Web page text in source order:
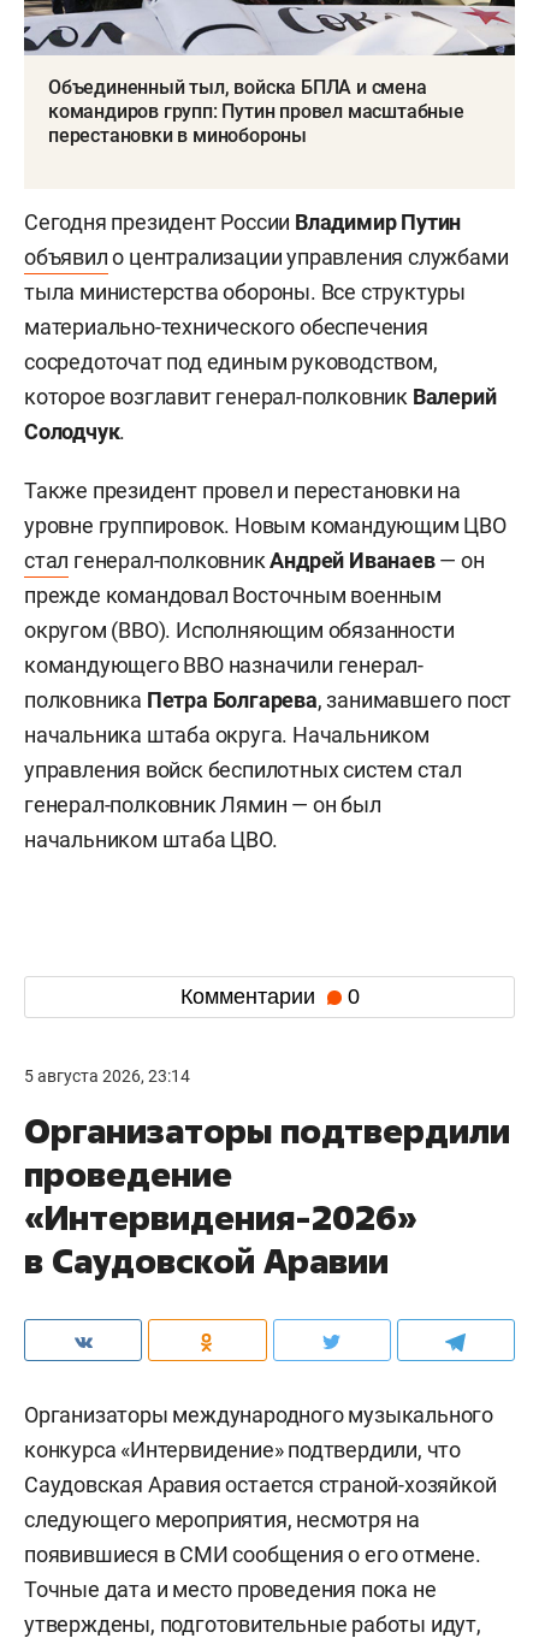
Объединенный тыл, войска БПЛА и смена
командиров групп: Путин провел масштабные
перестановки в минобороны
Сегодня президент России Владимир Путин
объявило централизации управления службами
тыла министерства обороны. Все структуры
материально-технического обеспечения
сосредоточат под единым руководством,
которое возглавит генерал-полковник Валерий
Солодчук.
Также президент провел и перестановки на
уровне группировок. Новым командующим ЦВО
стал генерал-полковникАндрей Иванаев— он
прежде командовал Восточным военным
округом (ВВО). Исполняющим обязанности
командующего ВВО назначили генерал-
полковника Петра Болгарева, занимавшего пост
начальника штаба округа. Начальником
управления войск беспилотных систем стал
генерал-полковник Лямин — он был
начальником штаба ЦВО.
Комментарии 0
5 августа 2026, 23:14
Организаторы подтвердили
проведение
«Интервидения-2026»
в Саудовской Аравии
Организаторы международного музыкального
конкурса «Интервидение» подтвердили, что
Саудовская Аравия остается страной-хозяйкой
следующего мероприятия, несмотря на
появившиеся в СМИ сообщения о его отмене.
Точные дата и место проведения пока не
утверждены, подготовительные работы идут,